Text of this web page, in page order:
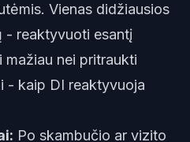
Vienas didžiausios
- reaktyvuoti esantį
mažiau nei pritraukti
- kaip DI reaktyvuoja
Po skambučio ar vizito